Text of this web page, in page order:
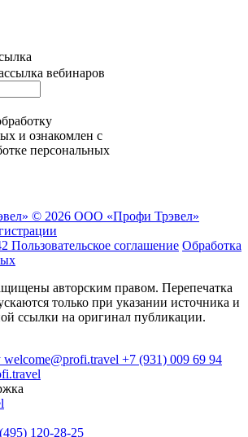
вебинаров
и ознакомлен с
персональных
© 2026 ООО «Профи Трэвeл»
Пользовательское соглашение Обработка
авторским правом. Перепечатка
только при указании источника и
ссылки на оригинал публикации.
welcome@profi.travel +7 (931) 009 69 94
120-28-25